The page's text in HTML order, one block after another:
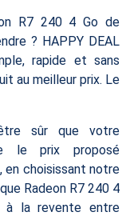
R7 240 4 Go de
? HAPPY DEAL
rapide et sans
au meilleur prix. Le
sûr que votre
le prix proposé
en choisissant notre
Radeon R7 240 4
à la revente entre